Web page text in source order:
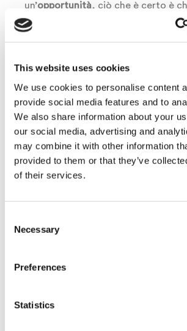
This website uses cookies
We use cookies to personalise content
provide social media features and to
We also share information about your
our social media, advertising and
may combine it with other information
provided to them or that they’ve
of their services.
Selection
Necessary
Preferences
Statistics
un’opportunità, ciò che è certo è
questo genere non possa
target: in generale, è più probabile
emoji. Anche se ormai l’offerta di
newsletter a tema business si
piccoli simboli colorati nell’oggetto
la propria comunicazione nella
arrivo 📊.
È bene dunque avere sempre un
del contesto socio-culturale e
simboli appropriati.